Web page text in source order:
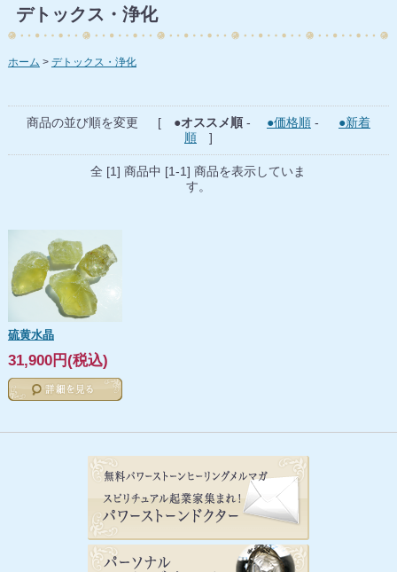
デトックス・浄化
ホーム デトックス・浄化
商品の並び順を変更 [ ●オススメ順- ●価格順- ●新着
順]
全 [1] 商品中 [1-1] 商品を表示していま
す。
硫黄水晶
31,900円(税込)